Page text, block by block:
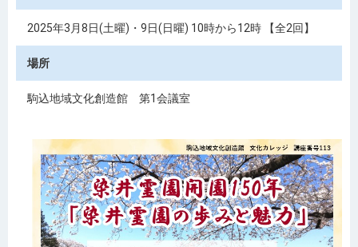
2025年3月8日(土曜)・9日(日曜) 10時から12時 【全2回】
場所
駒込地域文化創造館 第1会議室